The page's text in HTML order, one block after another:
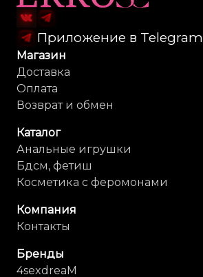
Приложение в Telegram
Магазин
Доставка
Оплата
Возврат и обмен
Каталог
Анальные игрушки
Бдсм, фетиш
Косметика с феромонами
Компания
Контакты
Бренды
4sexdreaM